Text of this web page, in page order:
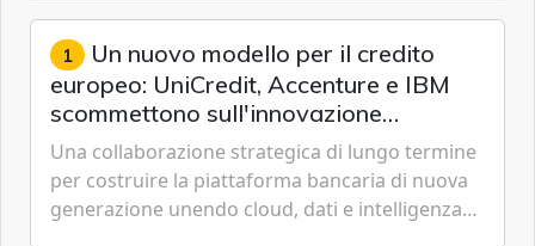
1 Un nuovo modello per il credito
europeo: UniCredit, Accenture e IBM
scommettono sull'innovazione
tecnologica
Una collaborazione strategica di lungo termine
per costruire la piattaforma bancaria di nuova
generazione unendo cloud, dati e intelligenza